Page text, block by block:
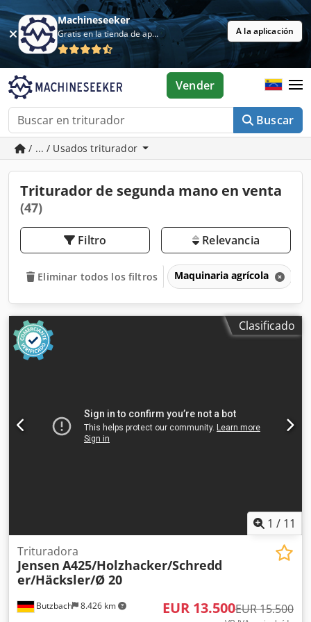
Machineseeker
Gratis en la tienda de aplicaciones A la aplicación
Buscar
Vender
/ ... / Usados triturador
Triturador de segunda mano en venta
(47)
Filtro Relevancia
Eliminar todos los filtros Maquinaria agrícola
Clasificado
1 / 11
Butzbach 8.426 km
Trituradora
Jensen A425/Holzhacker/Schredd
er/Häcksler/Ø 20
EUR 13.500EUR 15.500